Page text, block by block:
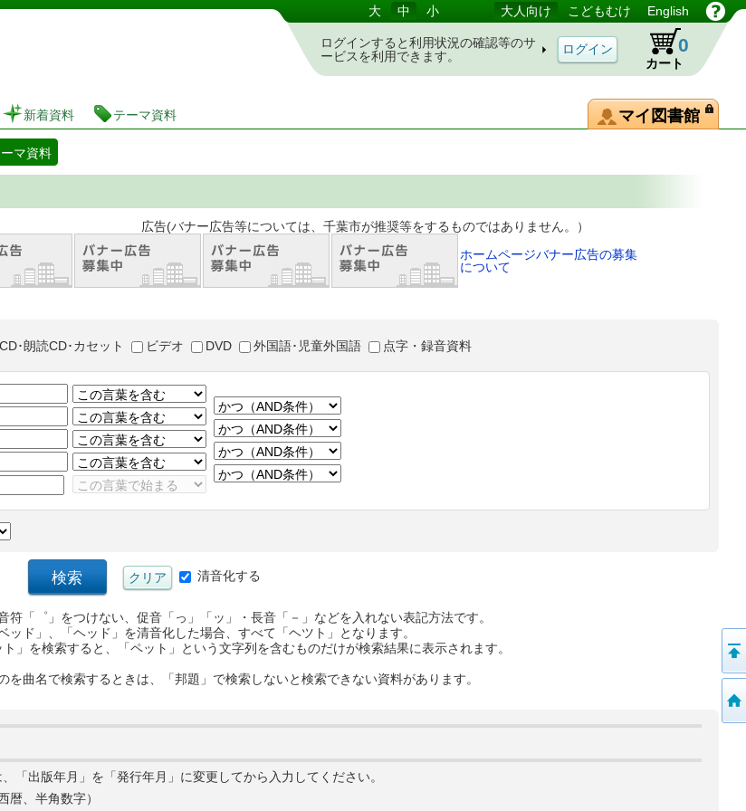
蔵書検索・予約システム 大 中 小 大人向け こどもむけ English
ログインすると利用状況の確認等のサ
ービスを利用できます。
カート
0
新着資料 テーマ資料 マイ図書館
マ資料
ナー広告等については、千葉市が推奨等をするものではありません。）
ホームページバナー広告の募集
について
CD･朗読CD･カセット ビデオ DVD 外国語･児童外国語 点字・録音資料
清音化する
「゜」をつけない、促音「っ」「ッ」・長音「－」などを入れない表記方法です。
ッド」、「ヘッド」を清音化した場合、すべて「ヘツト」となります。
」を検索すると、「ペット」という文字列を含むものだけが検索結果に表示されます。
を曲名で検索するときは、「邦題」で検索しないと検索できない資料があります。
「出版年月」を「発行年月」に変更してから入力してください。
、半角数字）